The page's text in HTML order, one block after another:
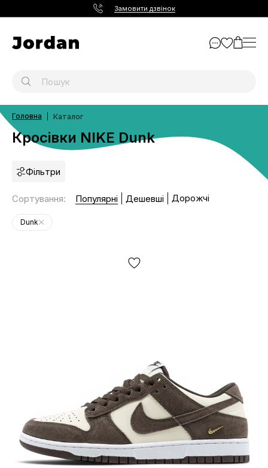
Замовити дзвінок
Головна Каталог
Кросівки NIKE Dunk
Фільтри
Сортування: Популярні Дешевші Дорожчі
Dunk